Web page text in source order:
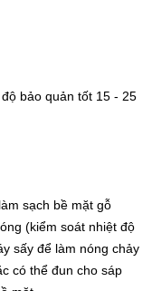
bảo quản tốt 15 - 25
sạch bề mặt gỗ
(kiểm soát nhiệt độ
sấy để làm nóng chảy
có thể đun cho sáp